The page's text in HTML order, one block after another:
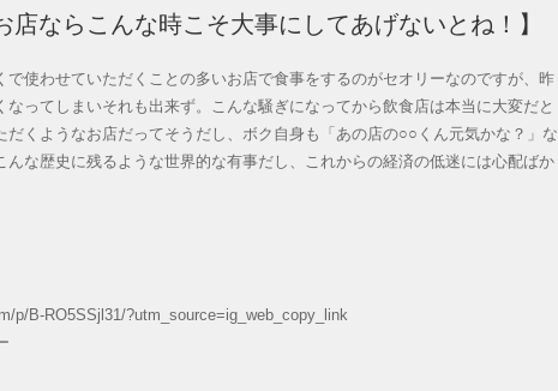
店ならこんな時こそ大事にしてあげないとね！】
使わせていただくことの多いお店で食事をするのがセオリーなのですが、昨
なってしまいそれも出来ず。こんな騒ぎになってから飲食店は本当に大変だと
だくようなお店だってそうだし、ボク自身も「あの店の○○くん元気かな？」な
んな歴史に残るような世界的な有事だし、これからの経済の低迷には心配ばか
p/B-RO5SSjl31/?utm_source=ig_web_copy_link